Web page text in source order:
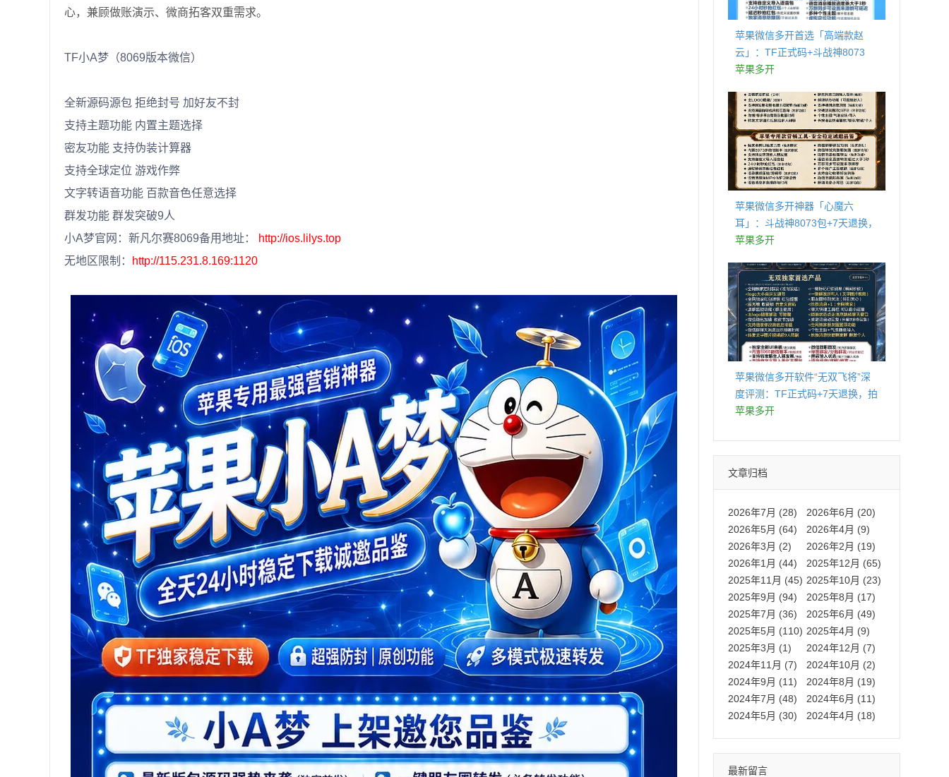
心，兼顾做账演示、微商拓客双重需求。
TF小A梦（8069版本微信）
全新源码源包 拒绝封号 加好友不封
支持主题功能 内置主题选择
密友功能 支持伪装计算器
支持全球定位 游戏作弊
文字转语音功能 百款音色任意选择
群发功能 群发突破9人
小A梦官网：新凡尔赛8069备用地址：
http://ios.lilys.top
无地区限制：
http://115.231.8.169:1120
苹果微信多开首选「高端款赵
云」：TF正式码+斗战神8073
包，7天退换认准拍拍卡激活码
苹果多开
苹果微信多开神器「心魔六
耳」：斗战神8073包+7天退换，
认准拍拍卡激活码商城
苹果多开
苹果微信多开软件“无双飞将”深
度评测：TF正式码+7天退换，拍
拍卡激活码商城正品保障
苹果多开
文章归档
2026年7月 (28)
2026年6月 (20)
2026年5月 (64)
2026年4月 (9)
2026年3月 (2)
2026年2月 (19)
2026年1月 (44)
2025年12月 (65)
2025年11月 (45) 2025年10月 (23)
2025年9月 (94)
2025年8月 (17)
2025年7月 (36)
2025年6月 (49)
2025年5月 (110) 2025年4月 (9)
2025年3月 (1)
2024年12月 (7)
2024年11月 (7)
2024年10月 (2)
2024年9月 (11)
2024年8月 (19)
2024年7月 (48)
2024年6月 (11)
2024年5月 (30)
2024年4月 (18)
最新留言